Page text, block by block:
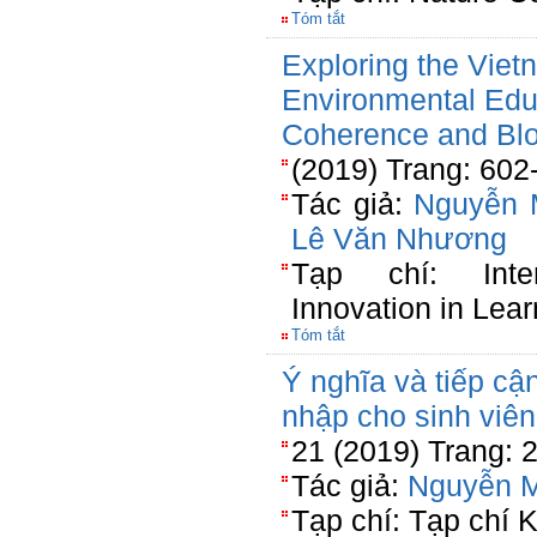
Tóm tắt
Exploring the
Environmental
Coherence and
(2019) Trang:
Tác giả: Nguyễn
Lê Văn Nhương
Tạp chí:
Innovation in
Tóm tắt
Ý nghĩa và tiếp
nhập cho sinh
21 (2019) Trang:
Tác giả: Nguyễn
Tạp chí: Tạp chí